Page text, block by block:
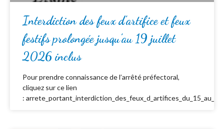
Interdiction des feux d’artifice et feux
festifs prolongée jusqu’au 19 juillet
2026 inclus
Pour prendre connaissance de l’arrêté préfectoral,
cliquez sur ce lien
: